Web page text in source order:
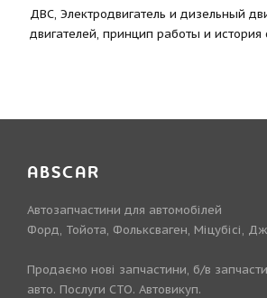
ДВС, Электродвигатель и дизельный
двигателей, принцип работы и история
ABSCAR
Автозапчастини для автомобілей
Форд, Тойота, Фольксваген, Міцубісі,
Продаємо нові запчастини, б/в
авто. Послуги СТО. Автовикуп.